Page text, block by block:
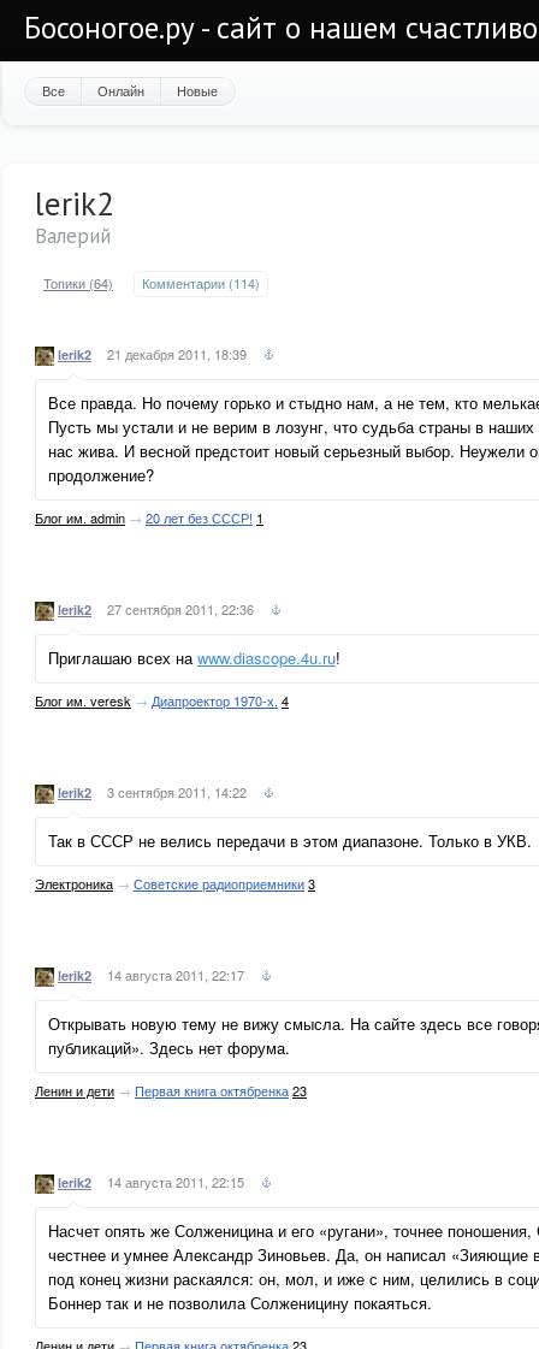
Босоногое.ру - сайт о нашем
Все Онлайн Новые
lerik2
Валерий
Топики (64) Комментарии (114)
lerik2 21 декабря 2011, 18:39
Все правда. Но почему горько и стыдно нам, а не тем, кто
Пусть мы устали и не верим в лозунг, что судьба страны в
нас жива. И весной предстоит новый серьезный выбор. Неужели
продолжение?
Блог им. admin → 20 лет без СССР! 1
lerik2 27 сентября 2011, 22:36
Приглашаю всех наwww.diascope.4u.ru!
Блог им. veresk → Диапроектор 1970-х. 4
lerik2 3 сентября 2011, 14:22
Так в СССР не велись передачи в этом диапазоне. Только в УКВ.
Электроника → Советские радиоприемники3
lerik2 14 августа 2011, 22:17
Открывать новую тему не вижу смысла. На сайте здесь все
публикаций». Здесь нет форума.
Ленин и дети → Первая книга октябренка23
lerik2 14 августа 2011, 22:15
Насчет опять же Солженицина и его «ругани», точнее
честнее и умнее Александр Зиновьев. Да, он написал «Зияющие
под конец жизни раскаялся: он, мол, и иже с ним, целились в
Боннер так и не позволила Солженицину покаяться.